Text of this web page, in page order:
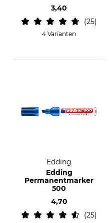
3,40
25
4 Varianten
Edding
Edding
Permanentmarker
500
4,70
25